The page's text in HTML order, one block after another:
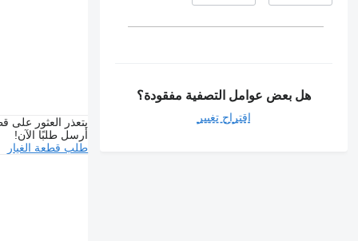
هل بعض عوامل التصفية مفقودة؟
اقتراح تغيير
يتعذر العثور على
أرسل طلبًا الآن!
طلب قطعة الغيار